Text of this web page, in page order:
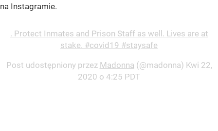
na Instagramie.
. Protect Inmates and Prison Staff as well. Lives are at
stake. #covid19 #staysafe
Post udostępniony przez Madonna (@madonna) Kwi 22,
2020 o 4:25 PDT